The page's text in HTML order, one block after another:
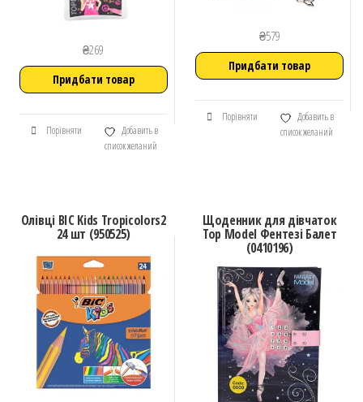
₴269
Придбати товар
Порівняти
Добавить в
список желаний
₴579
Придбати товар
Порівняти
Добавить в
список желаний
Олівці BIC Kids Tropicolors2
24 шт (950525)
Щоденник для дівчаток
Top Model Фентезі Балет
(0410196)